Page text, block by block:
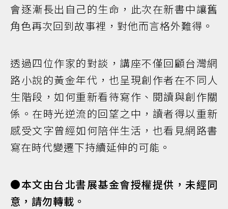
會逐漸長出自己的生命，此次在新書中讓舊
角色再次回到故事裡，對他而言格外難得。
透過四位作家的對談，講座不僅回顧台灣網
路小說的黃金年代，也呈現創作者在不同人
生階段，如何重新看待寫作、閱讀與創作關
係。在時光逆流的回望之中，讀者得以重新
感受文字曾經如何陪伴生活，也看見網路書
寫在時代變遷下持續延伸的可能。
●本文由台北書展基金會授權提供，未經同
意，請勿轉載。